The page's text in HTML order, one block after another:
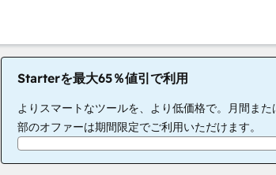
Starterを最大65％値引で利用
よりスマートなツールを、より低価格で。月間ま
部のオファーは期間限定でご利用いただけます。